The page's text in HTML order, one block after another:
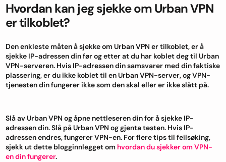
Hvordan kan jeg sjekke om Urban VPN
er tilkoblet?
Den enkleste måten å sjekke om Urban VPN er tilkoblet, er å
sjekke IP-adressen din før og etter at du har koblet deg til Urban
VPN-serveren. Hvis IP-adressen din samsvarer med din faktiske
plassering, er du ikke koblet til en Urban VPN-server, og VPN-
tjenesten din fungerer ikke som den skal eller er ikke slått på.
Slå av Urban VPN og åpne nettleseren din for å sjekke IP-
adressen din. Slå på Urban VPN og gjenta testen. Hvis IP-
adressen endres, fungerer VPN-en. For flere tips til feilsøking,
sjekk ut dette blogginnlegget om hvordan du sjekker om VPN-
en din fungerer.